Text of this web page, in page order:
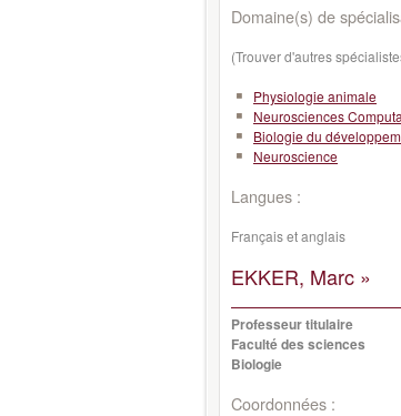
Domaine(s) de
(Trouver d'autres
Physiologie animale
Neurosciences
Biologie du
Neuroscience
Langues :
Français et anglais
EKKER, Marc »
Professeur titulaire
Faculté des sciences
Biologie
Coordonnées :